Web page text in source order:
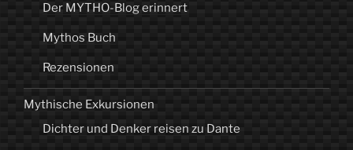
Der MYTHO-Blog erinnert
Mythos Buch
Rezensionen
Mythische Exkursionen
Dichter und Denker reisen zu Dante